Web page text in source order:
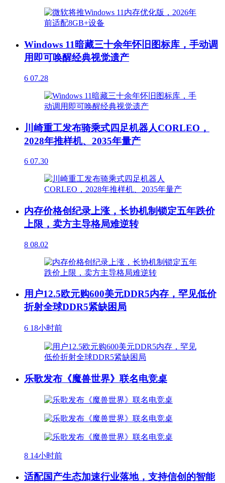
Windows 11暗藏三十余年怀旧图标库，手动调
用即可唤醒经典视觉遗产
6 07.28
川崎重工发布骑乘式四足机器人CORLEO，
2028年推样机、2035年量产
6 07.30
内存价格创纪录上涨，长协机制锁定五年跌价
上限，卖方主导格局难逆转
8 08.02
用户12.5欧元购600美元DDR5内存，罕见低价
折射全球DDR5紧缺困局
6 18小时前
乐歌发布《魔兽世界》联名电竞桌
8 14小时前
适配国产生态加速行业落地，支持信创的智能